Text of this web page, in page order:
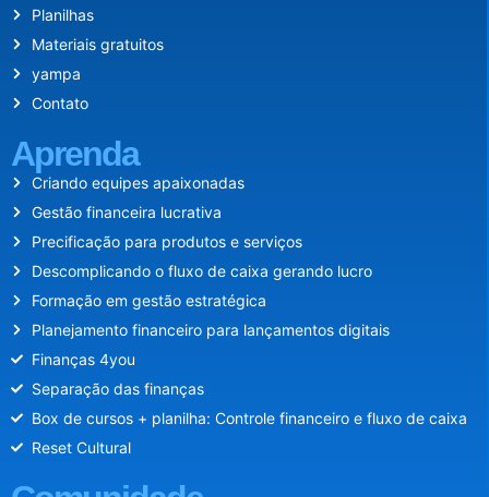
Planilhas
Materiais gratuitos
yampa
Contato
Aprenda
Criando equipes apaixonadas
Gestão financeira lucrativa
Precificação para produtos e serviços
Descomplicando o fluxo de caixa gerando lucro
Formação em gestão estratégica
Planejamento financeiro para lançamentos digitais
Finanças 4you
Separação das finanças
Box de cursos + planilha: Controle financeiro e fluxo de caixa
Reset Cultural